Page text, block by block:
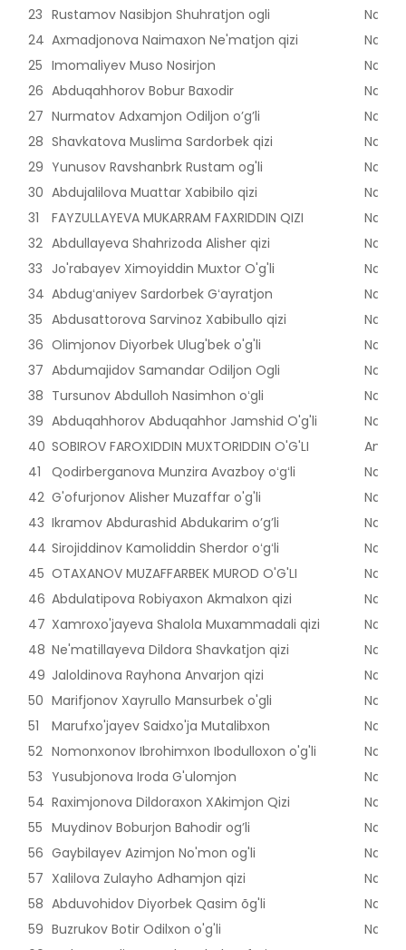
23 Rustamov Nasibjon Shuhratjon ogli
24 Axmadjonova Naimaxon Ne'matjon qizi
25 Imomaliyev Muso Nosirjon
26 Abduqahhorov Bobur Baxodir
27 Nurmatov Adxamjon Odiljon o’g’li
28 Shavkatova Muslima Sardorbek qizi
29 Yunusov Ravshanbrk Rustam og'li
30 Abdujalilova Muattar Xabibilo qizi
31
FAYZULLAYEVA MUKARRAM FAXRIDDIN QIZI
32 Abdullayeva Shahrizoda Alisher qizi
33 Jo'rabayev Ximoyiddin Muxtor O'g'li
34 Abdugʻaniyev Sardorbek Gʻayratjon
35 Abdusattorova Sarvinoz Xabibullo qizi
36 Olimjonov Diyorbek Ulug'bek o'g'li
37 Abdumajidov Samandar Odiljon Ogli
38 Tursunov Abdulloh Nasimhon oʻgli
39 Abduqahhorov Abduqahhor Jamshid O'g'li
40 SOBIROV FAROXIDDIN MUXTORIDDIN O'G'LI
41
Qodirberganova Munzira Avazboy oʻgʻli
42 G'ofurjonov Alisher Muzaffar o'g'li
43 Ikramov Abdurashid Abdukarim o’g’li
44 Sirojiddinov Kamoliddin Sherdor oʻgʻli
45 OTAXANOV MUZAFFARBEK MUROD O'G'LI
46 Abdulatipova Robiyaxon Akmalxon qizi
47 Xamroxo'jayeva Shalola Muxammadali qizi
48 Ne'matillayeva Dildora Shavkatjon qizi
49 Jaloldinova Rayhona Anvarjon qizi
50 Marifjonov Xayrullo Mansurbek o'gli
51
Marufxo'jayev Saidxo'ja Mutalibxon
52 Nomonxonov Ibrohimxon Ibodulloxon o'g'li
53 Yusubjonova Iroda G'ulomjon
54 Raximjonova Dildoraxon XAkimjon Qizi
55 Muydinov Boburjon Bahodir og’li
56 Gaybilayev Azimjon No'mon og'li
57 Xalilova Zulayho Adhamjon qizi
58 Abduvohidov Diyorbek Qasim õg'li
59 Buzrukov Botir Odilxon o'g'li